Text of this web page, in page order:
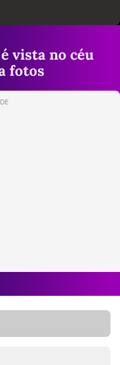
vista no céu
fotos